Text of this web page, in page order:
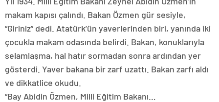
makam kapısı çalındı. Bakan Özmen gür sesiyle,
“Giriniz” dedi. Atatürk’ün yaverlerinden biri, yanında iki
çocukla makam odasında belirdi. Bakan, konuklarıyla
selamlaşma, hal hatır sormadan sonra ardından yer
gösterdi. Yaver bakana bir zarf uzattı. Bakan zarfı aldı
ve dikkatlice okudu.
“Bay Abidin Özmen, Milli Eğitim Bakanı…